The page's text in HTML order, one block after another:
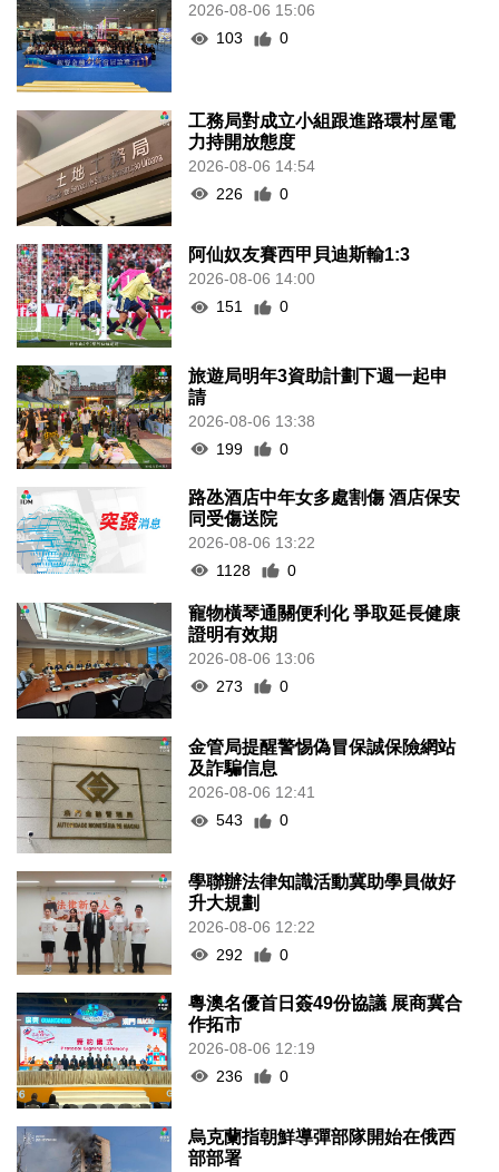
2026-08-06 15:06
103
0
工務局對成立小組跟進路環村屋電
力持開放態度
2026-08-06 14:54
226
0
阿仙奴友賽西甲貝迪斯輸1:3
2026-08-06 14:00
151
0
旅遊局明年3資助計劃下週一起申
請
2026-08-06 13:38
199
0
路氹酒店中年女多處割傷 酒店保安
同受傷送院
2026-08-06 13:22
1128
0
寵物橫琴通關便利化 爭取延長健康
證明有效期
2026-08-06 13:06
273
0
金管局提醒警惕偽冒保誠保險網站
及詐騙信息
2026-08-06 12:41
543
0
學聯辦法律知識活動冀助學員做好
升大規劃
2026-08-06 12:22
292
0
粵澳名優首日簽49份協議 展商冀合
作拓市
2026-08-06 12:19
236
0
烏克蘭指朝鮮導彈部隊開始在俄西
部部署